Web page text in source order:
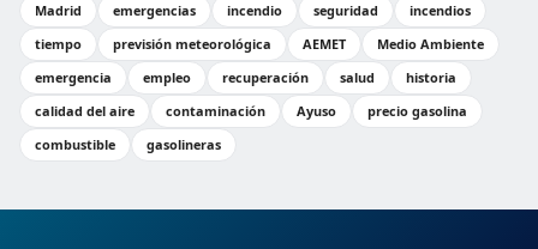
Madrid emergencias incendio seguridad
incendios
tiempo
previsión meteorológica AEMET
Medio Ambiente
emergencia
empleo recuperación salud
historia
calidad del aire
contaminación Ayuso
precio gasolina
combustible
gasolineras